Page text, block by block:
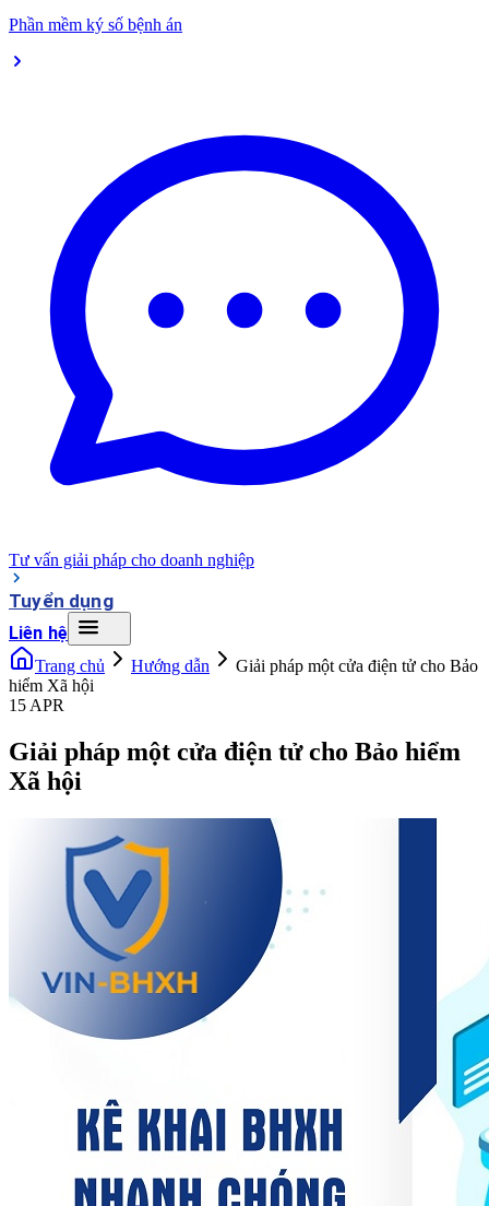
Phần mềm ký số bệnh án
Tư vấn giải pháp cho doanh nghiệp
Tuyển dụng
Liên hệ
Trang chủ Hướng dẫn
Giải pháp một cửa điện tử cho Bảo
hiểm Xã hội
15 APR
Giải pháp một cửa điện tử cho Bảo hiểm
Xã hội